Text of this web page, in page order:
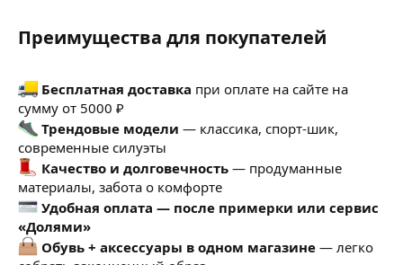
Преимущества для покупателей​
Бесплатная доставка при оплате на сайте на
сумму от 5000 ₽
Трендовые модели — классика, спорт-шик,
современные силуэты
Качество и долговечность — продуманные
материалы, забота о комфорте
Удобная оплата — после примерки или сервис
«Долями»
Обувь + аксессуары в одном магазине — легко